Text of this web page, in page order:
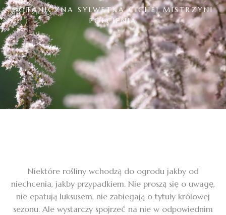
BOTANICZNA SYLWETKA CICHEJ MISTRZYNI
PÓŁCIENIA
Niektóre rośliny wchodzą do ogrodu jakby od
niechcenia, jakby przypadkiem. Nie proszą się o uwagę,
nie epatują luksusem, nie zabiegają o tytuły królowej
sezonu. Ale wystarczy spojrzeć na nie w odpowiednim